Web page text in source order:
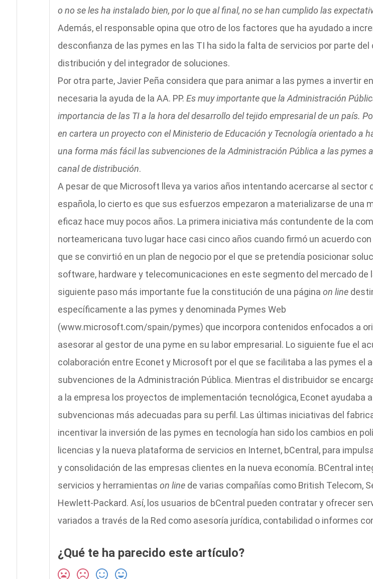
o no se les ha instalado bien, por lo que al final, no se han cumplido las
Además, el responsable opina que otro de los factores que ha ayudado a
desconfianza de las pymes en las TI ha sido la falta de servicios por parte del
distribución y del integrador de soluciones.
Por otra parte, Javier Peña considera que para animar a las pymes a invertir
necesaria la ayuda de la AA. PP. Es muy importante que la Administración
importancia de las TI a la hora del desarrollo del tejido empresarial de un país.
en cartera un proyecto con el Ministerio de Educación y Tecnología orientado a
una forma más fácil las subvenciones de la Administración Pública a las pymes
canal de distribución.
A pesar de que Microsoft lleva ya varios años intentando acercarse al sector
española, lo cierto es que sus esfuerzos empezaron a materializarse de una
eficaz hace muy pocos años. La primera iniciativa más contundente de la
norteamericana tuvo lugar hace casi cinco años cuando firmó un acuerdo
que se convirtió en un plan de negocio por el que se pretendía posicionar
software, hardware y telecomunicaciones en este segmento del mercado de
siguiente paso más importante fue la constitución de una página on line
específicamente a las pymes y denominada Pymes Web
(www.microsoft.com/spain/pymes) que incorpora contenidos enfocados a
asesorar al gestor de una pyme en su labor empresarial. Lo siguiente fue el
colaboración entre Econet y Microsoft por el que se facilitaba a las pymes el
subvenciones de la Administración Pública. Mientras el distribuidor se
a la empresa los proyectos de implementación tecnológica, Econet ayudaba
subvencionas más adecuadas para su perfil. Las últimas iniciativas del
incentivar la inversión de las pymes en tecnología han sido los cambios en
licencias y la nueva plataforma de servicios en Internet, bCentral, para
y consolidación de las empresas clientes en la nueva economía. BCentral
servicios y herramientas on linede varias compañías como British Telecom,
Hewlett-Packard. Así, los usuarios de bCentral pueden contratar y ofrecer
variados a través de la Red como asesoría jurídica, contabilidad o informes
¿Qué te ha parecido este artículo?